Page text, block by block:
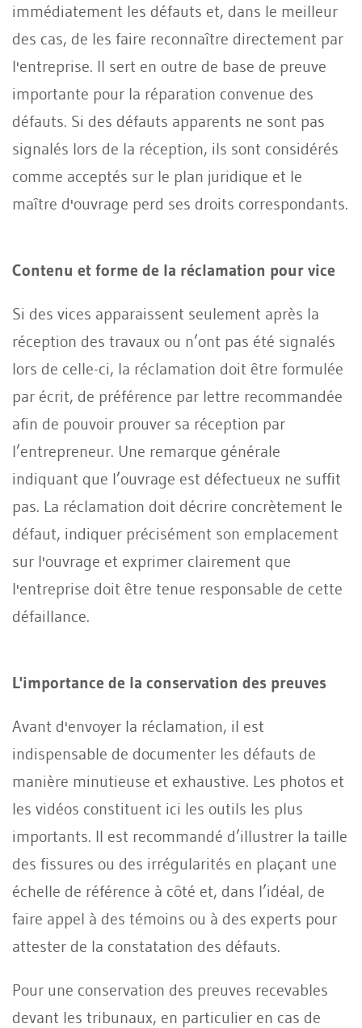
immédiatement les défauts et, dans le meilleur
des cas, de les faire reconnaître directement par
l'entreprise. Il sert en outre de base de preuve
importante pour la réparation convenue des
défauts. Si des défauts apparents ne sont pas
signalés lors de la réception, ils sont considérés
comme acceptés sur le plan juridique et le
maître d'ouvrage perd ses droits correspondants.
Contenu et forme de la réclamation pour vice
Si des vices apparaissent seulement après la
réception des travaux ou n’ont pas été signalés
lors de celle-ci, la réclamation doit être formulée
par écrit, de préférence par lettre recommandée
afin de pouvoir prouver sa réception par
l’entrepreneur. Une remarque générale
indiquant que l’ouvrage est défectueux ne suffit
pas. La réclamation doit décrire concrètement le
défaut, indiquer précisément son emplacement
sur l'ouvrage et exprimer clairement que
l'entreprise doit être tenue responsable de cette
défaillance.
L'importance de la conservation des preuves
Avant d'envoyer la réclamation, il est
indispensable de documenter les défauts de
manière minutieuse et exhaustive. Les photos et
les vidéos constituent ici les outils les plus
importants. Il est recommandé d’illustrer la taille
des fissures ou des irrégularités en plaçant une
échelle de référence à côté et, dans l’idéal, de
faire appel à des témoins ou à des experts pour
attester de la constatation des défauts.
Pour une conservation des preuves recevables
devant les tribunaux, en particulier en cas de